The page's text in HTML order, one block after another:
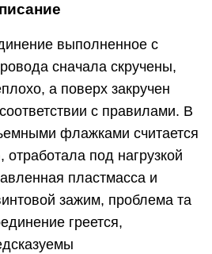
выполненное с
сначала скручены,
а поверх закручен
с правилами. В
флажками считается
под нагрузкой
пластмасса и
зажим, проблема та
греется,